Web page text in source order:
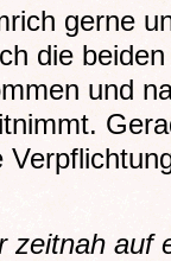
gerne
die
und
zeitnah auf